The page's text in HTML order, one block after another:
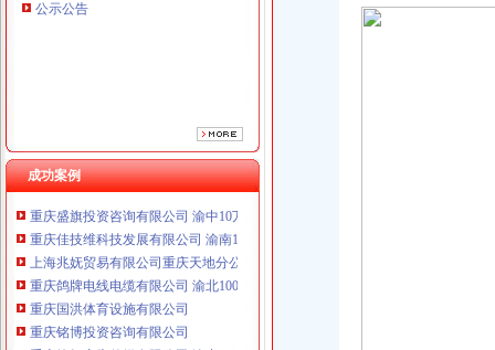
公示公告
成功案例
重庆鸽牌电线电缆有限公司 渝北10010万 (进出口权)
重庆奎颜尼商贸有限公司 渝中100万 （工商注册）
重庆慧风涂装材料有限公司 渝高10万 （工商注册）
重庆欧氏科技发展有限公司 渝九50万 （进出口权）
重庆盛旗投资咨询有限公司 渝中10万 （工商注册）
重庆佳技维科技发展有限公司 渝南100万 （进出口权）
上海兆妩贸易有限公司重庆天地分公司 渝中 （工商注册）
重庆鸽牌电线电缆有限公司 渝北10010万 (进出口权)
重庆国洪体育设施有限公司
重庆铭博投资咨询有限公司
重庆饰知广告传媒有限公司 渝中50万 （工商注册）